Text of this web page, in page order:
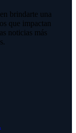
brindarte una
que impactan
noticias más